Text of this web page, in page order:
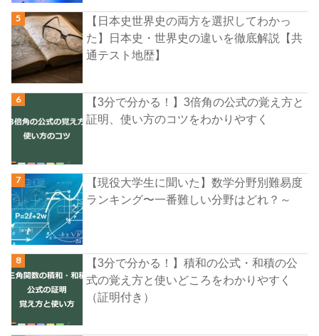
【日本史世界史の両方を選択してわかっ
た】日本史・世界史の違いを徹底解説【共
通テスト地歴】
【3分で分かる！】3倍角の公式の覚え方と
証明、使い方のコツをわかりやすく
【現役大学生に聞いた】数学分野別難易度
ランキング〜一番難しい分野はどれ？～
【3分で分かる！】積和の公式・和積の公
式の覚え方と使いどころをわかりやすく
（証明付き）